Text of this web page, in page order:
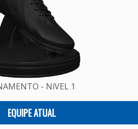
- NíVEL 1
EQUIPE ATUAL